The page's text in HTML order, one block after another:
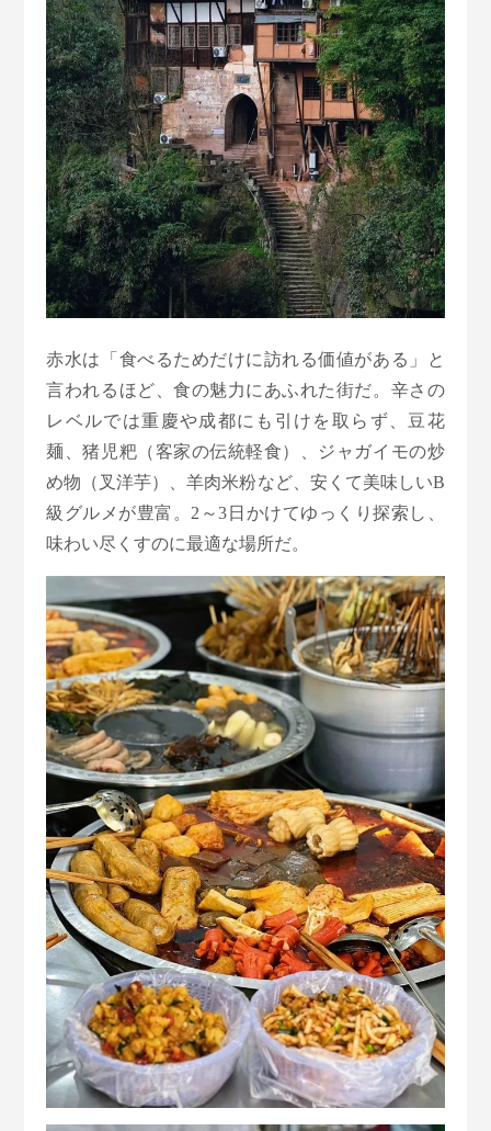
赤水は「食べるためだけに訪れる価値がある」と
言われるほど、食の魅力にあふれた街だ。辛さの
レベルでは重慶や成都にも引けを取らず、豆花
麺、猪児粑（客家の伝統軽食）、ジャガイモの炒
め物（叉洋芋）、羊肉米粉など、安くて美味しいB
級グルメが豊富。2～3日かけてゆっくり探索し、
味わい尽くすのに最適な場所だ。